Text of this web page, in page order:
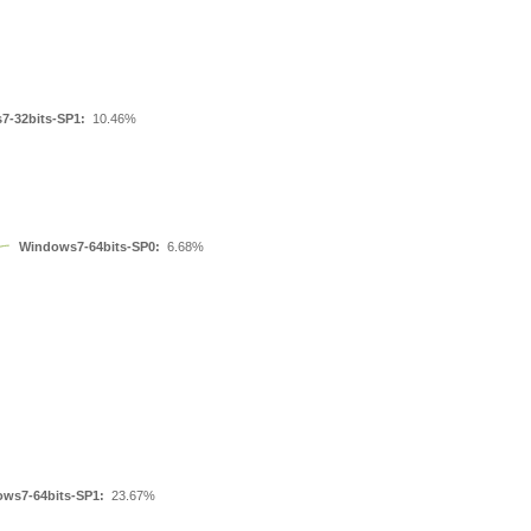
32bits-SP1: 10.46%
Windows7-64bits-SP0: 6.68%
64bits-SP1: 23.67%